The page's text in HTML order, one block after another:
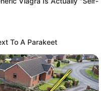
To A Parakeet